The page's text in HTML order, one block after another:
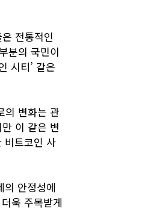
전통적인
분의 국민이
시티’ 같은
의 변화는 관
이 같은 변
비트코인 사
안정성에
욱 주목받게